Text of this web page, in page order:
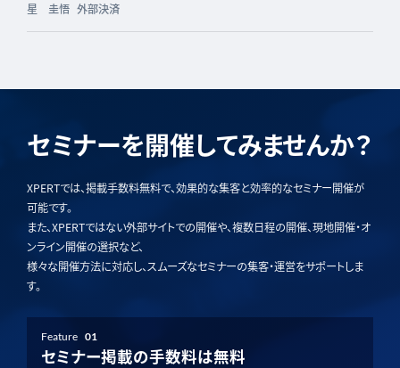
星 圭悟 外部決済
セミナーを開催してみませんか？
XPERTでは、掲載手数料無料で、効果的な集客と効率的なセミナー開催が
可能です。
また、XPERTではない外部サイトでの開催や、複数日程の開催、現地開催・オ
ンライン開催の選択など、
様々な開催方法に対応し、スムーズなセミナーの集客・運営をサポートしま
す。
Feature 01
セミナー掲載の手数料は無料